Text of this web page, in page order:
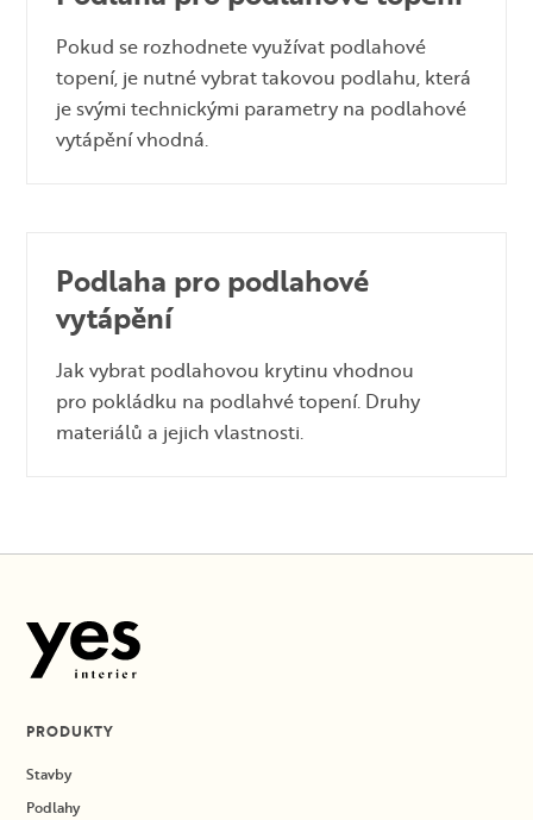
Pokud se rozhodnete využívat podlahové
topení, je nutné vybrat takovou podlahu, která
je svými technickými parametry na podlahové
vytápění vhodná.
Podlaha pro podlahové
vytápění
Jak vybrat podlahovou krytinu vhodnou
pro pokládku na podlahvé topení. Druhy
materiálů a jejich vlastnosti.
PRODUKTY
Stavby
Podlahy